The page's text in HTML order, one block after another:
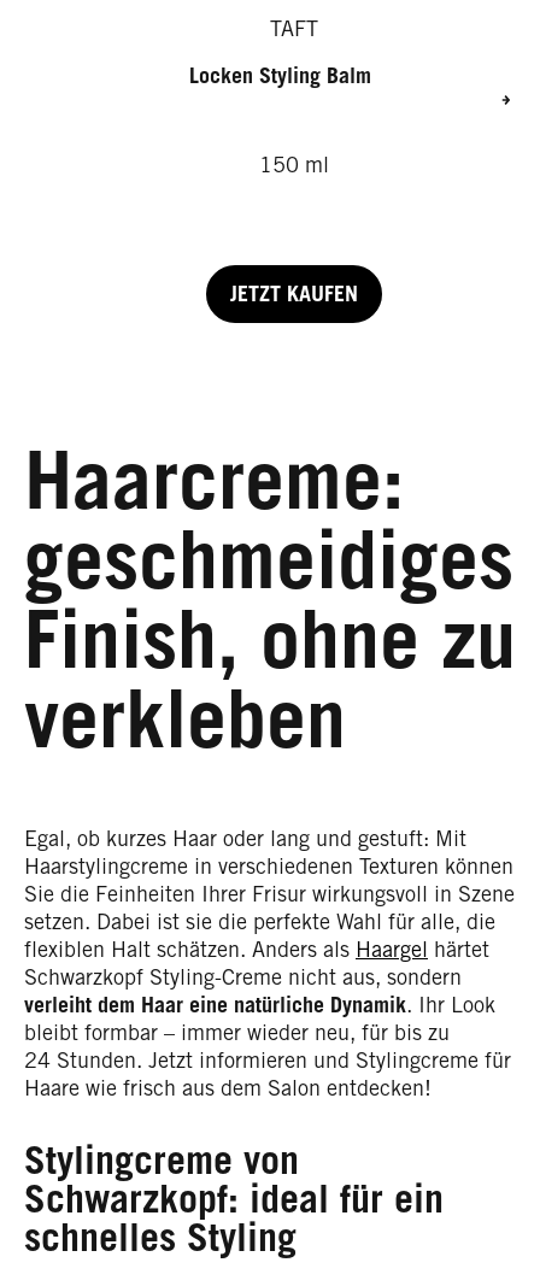
TAFT
Locken Styling Balm
150 ml
JETZT KAUFEN
Haarcreme:
geschmeidiges
Finish, ohne zu
verkleben
Egal, ob kurzes Haar oder lang und gestuft: Mit
Haarstylingcreme in verschiedenen Texturen können
Sie die Feinheiten Ihrer Frisur wirkungsvoll in Szene
setzen. Dabei ist sie die perfekte Wahl für alle, die
flexiblen Halt schätzen. Anders als Haargel härtet
Schwarzkopf Styling-Creme nicht aus, sondern
verleiht dem Haar eine natürliche Dynamik. Ihr Look
bleibt formbar – immer wieder neu, für bis zu
24 Stunden. Jetzt informieren und Stylingcreme für
Haare wie frisch aus dem Salon entdecken!
Stylingcreme von
Schwarzkopf: ideal für ein
schnelles Styling